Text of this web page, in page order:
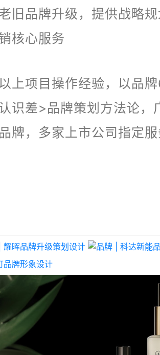
旧品牌升级，提供战略
核心服务
上项目操作经验，以品
识差>品牌策划方法论，
牌，多家上市公司指定